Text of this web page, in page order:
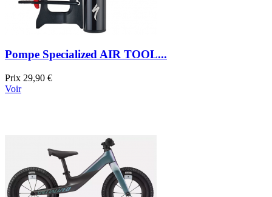
Pompe Specialized AIR TOOL...
Prix 29,90 €
Voir